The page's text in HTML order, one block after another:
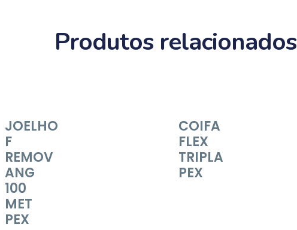
Produtos relacionados
JOELHO
F
REMOV
ANG
100
MET
PEX
COIFA
FLEX
TRIPLA
PEX